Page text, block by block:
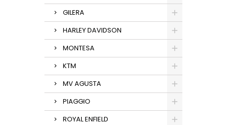
GILERA
HARLEY DAVIDSON
MONTESA
KTM
MV AGUSTA
PIAGGIO
ROYAL ENFIELD